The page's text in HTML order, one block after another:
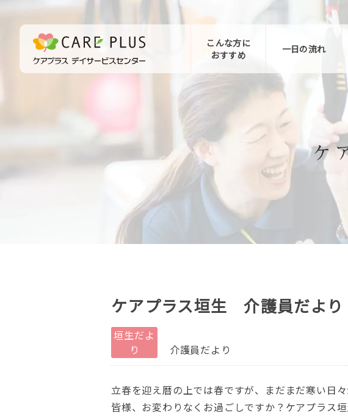
こんな方に
おすすめ
一日の流れ
お問い合わせ
ケアプラス垣生 介護員だよ
垣生だよ
り
介護員だより
立春を迎え暦の上では春ですが、まだまだ寒い日々
皆様、お変わりなくお過ごしですか？ケアプラス